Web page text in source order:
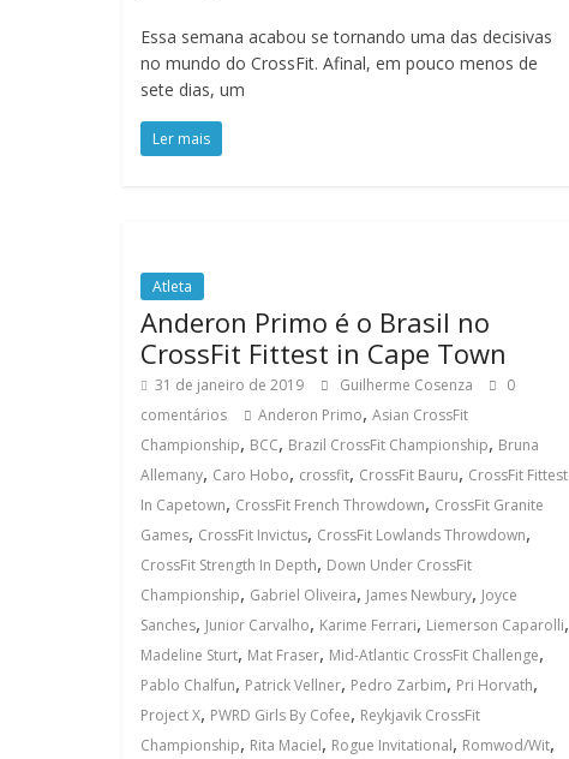
Essa semana acabou se tornando uma das decisivas
no mundo do CrossFit. Afinal, em pouco menos de
sete dias, um
Ler mais
Atleta
Anderon Primo é o Brasil no
CrossFit Fittest in Cape Town
31 de janeiro de 2019 Guilherme Cosenza
0
comentários
Anderon Primo, Asian CrossFit
Championship, BCC, Brazil CrossFit Championship, Bruna
Allemany, Caro Hobo, crossfit, CrossFit Bauru, CrossFit Fittest
In Capetown, CrossFit French Throwdown, CrossFit Granite
Games, CrossFit Invictus, CrossFit Lowlands Throwdown,
CrossFit Strength In Depth, Down Under CrossFit
Championship, Gabriel Oliveira, James Newbury, Joyce
Sanches, Junior Carvalho, Karime Ferrari, Liemerson Caparolli,
Madeline Sturt, Mat Fraser, Mid-Atlantic CrossFit Challenge,
Pablo Chalfun, Patrick Vellner, Pedro Zarbim, Pri Horvath,
Project X, PWRD Girls By Cofee, Reykjavik CrossFit
Championship, Rita Maciel, Rogue Invitational, Romwod/Wit,